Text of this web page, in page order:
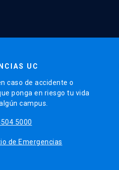
UC
caso de accidente o
ponga en riesgo tu vida
campus.
5000
de Emergencias